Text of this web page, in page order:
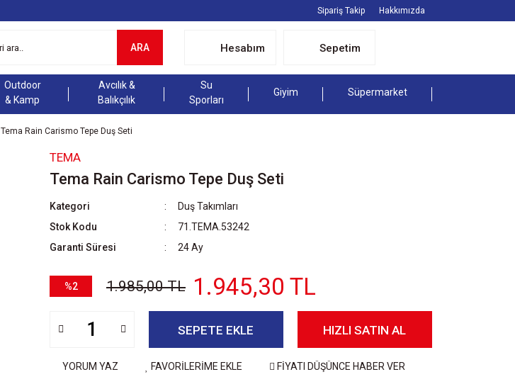
Sipariş Takip Hakkımızda
ARA Hesabım Sepetim
Outdoor
& Kamp
Avcılık &
Balıkçılık
Su
Sporları
Giyim Süpermarket
Tema Rain Carismo Tepe Duş Seti
TEMA
Tema Rain Carismo Tepe Duş Seti
Kategori
Duş Takımları
Stok Kodu
71.TEMA.53242
Garanti Süresi
24 Ay
%2 1.985,00 TL 1.945,30 TL
SEPETE EKLE HIZLI SATIN AL
YORUM YAZ FAVORİLERİME EKLE FİYATI DÜŞÜNCE HABER VER